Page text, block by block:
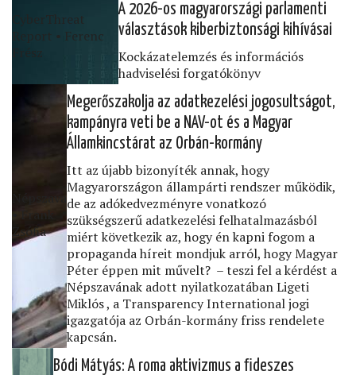
CyberThreat
Report • Ferenc
A 2026-os magyarországi parlamenti
választások kiberbiztonsági kihívásai
Kockázatelemzés és információs
hadviselési forgatókönyv
• Frank
Zsóﬁa
Megerőszakolja az adatkezelési jogosultságot,
kampányra veti be a NAV-ot és a Magyar
Államkincstárat az Orbán-kormány
Itt az újabb bizonyíték annak, hogy
Magyarországon állampárti rendszer működik,
de az adókedvezményre vonatkozó
szükségszerű adatkezelési felhatalmazásból
miért következik az, hogy én kapni fogom a
propaganda híreit mondjuk arról, hogy Magyar
Péter éppen mit művelt? – teszi fel a kérdést a
Népszavának adott nyilatkozatában Ligeti
Miklós , a Transparency International jogi
igazgatója az Orbán-kormány friss rendelete
kapcsán.
Bódi Mátyás: A roma aktivizmus a ﬁdeszes